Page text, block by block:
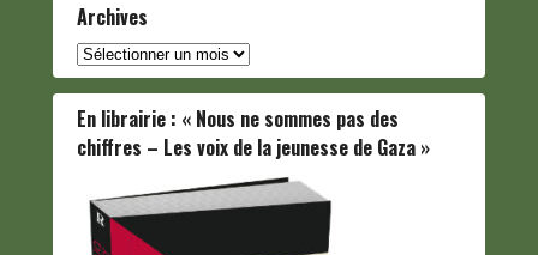
Archives
Archives
En librairie : « Nous ne sommes pas des
chiffres – Les voix de la jeunesse de Gaza »